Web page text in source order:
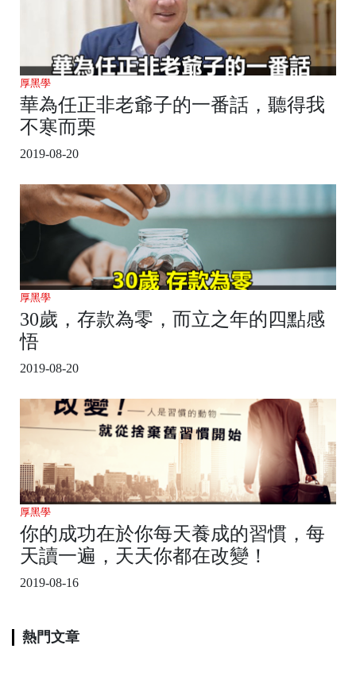
厚黑學
華為任正非老爺子的一番話，聽得我
不寒而栗
2019-08-20
厚黑學
30歲，存款為零，而立之年的四點感
悟
2019-08-20
厚黑學
你的成功在於你每天養成的習慣，每
天讀一遍，天天你都在改變！
2019-08-16
熱門文章